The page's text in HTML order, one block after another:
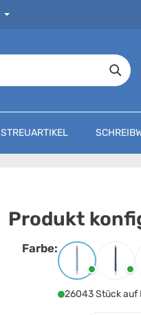
STREUARTIKEL
Produkt
Farbe:Farbe
BabyblauBlau
26043 Stück auf